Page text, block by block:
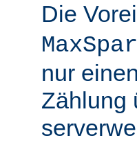
Die
nur
Zählung